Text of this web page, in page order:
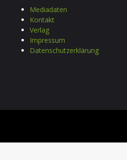
Mediadaten
Kontakt
Verlag
Impressum
Datenschutzerklärung